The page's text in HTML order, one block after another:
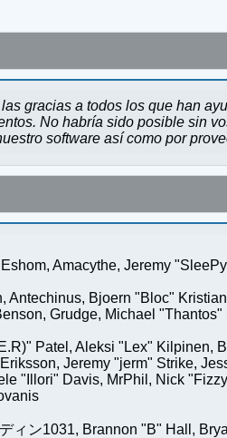
gracias a todos los que han
No habría sido posible sin
software así como por
Amacythe, Jeremy
Antechinus, Bjoern "Bloc"
Grudge, Michael
Patel, Aleksi "Lex" Kilpinen,
Jeremy "jerm" Strike,
"Illori" Davis, MrPhil, Nick
ィン1031, Brannon "B" Hall,